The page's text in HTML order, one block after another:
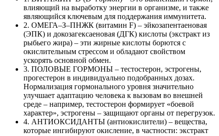
влияющий на выработку энергии в организме, и также
являющийся ключевым для поддержания иммунитета.
2. ОМЕГА–З–ПНЖК (витамин F) – эйкозапентаеновая
(ЭПК) и докозагексаеновая (ДГК) кислоты (экстракт из
рыбьего жира) – эти жирные кислоты борются с
окислительным стрессом и обладают свойством
ускорять основной обмен.
3. ПОЛОВЫЕ ГОРМОНЫ – тестостерон, эстрогены,
прогестерон в индивидуально подобранных дозах.
Нормализация гормонального уровня значительно
улучшает адаптацию человека к вызовам во внешней
среде – например, тестостерон формирует «боевой
характер», эстрогены – защищают органы от перегрузок.
4. АНТИОКСИДАНТЫ (антиокислители) – вещества,
которые ингибируют окисление, в частности: экстракт